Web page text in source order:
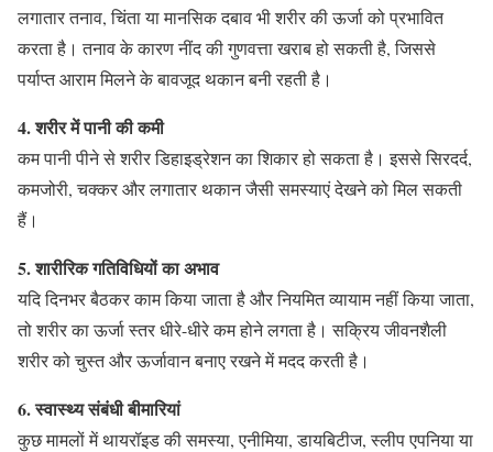
लगातार तनाव, चिंता या मानसिक दबाव भी शरीर की ऊर्जा को प्रभावित
करता है। तनाव के कारण नींद की गुणवत्ता खराब हो सकती है, जिससे
पर्याप्त आराम मिलने के बावजूद थकान बनी रहती है।
4. शरीर में पानी की कमी
कम पानी पीने से शरीर डिहाइड्रेशन का शिकार हो सकता है। इससे सिरदर्द,
कमजोरी, चक्कर और लगातार थकान जैसी समस्याएं देखने को मिल सकती
हैं।
5. शारीरिक गतिविधियों का अभाव
यदि दिनभर बैठकर काम किया जाता है और नियमित व्यायाम नहीं किया जाता,
तो शरीर का ऊर्जा स्तर धीरे-धीरे कम होने लगता है। सक्रिय जीवनशैली
शरीर को चुस्त और ऊर्जावान बनाए रखने में मदद करती है।
6. स्वास्थ्य संबंधी बीमारियां
कुछ मामलों में थायरॉइड की समस्या, एनीमिया, डायबिटीज, स्लीप एपनिया या